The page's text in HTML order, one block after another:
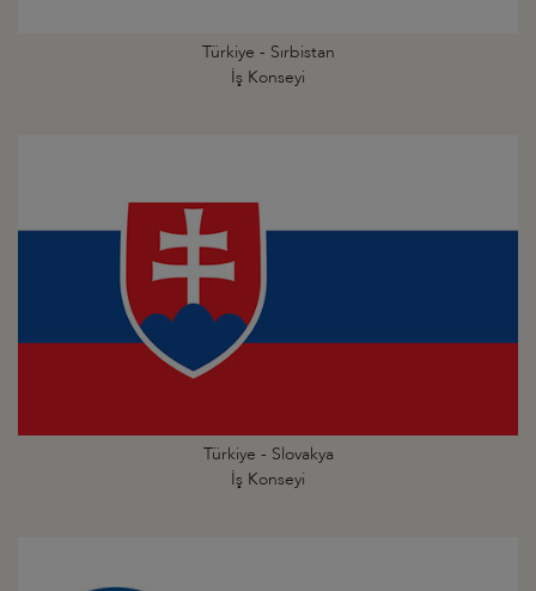
Türkiye - Sırbistan
İş Konseyi
Türkiye - Slovakya
İş Konseyi